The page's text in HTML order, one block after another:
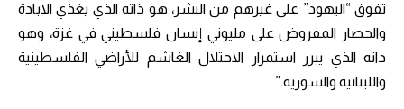
تفوق “اليهود” على غيرهم من البشر، هو ذاته الذي يغذي الابادة
والحصار المفروض على مليوني إنسان فلسطيني في غزة، وهو
ذاته الذي يبرر استمرار الاحتلال الغاشم للأراضي الفلسطينية
واللبنانية والسورية.”